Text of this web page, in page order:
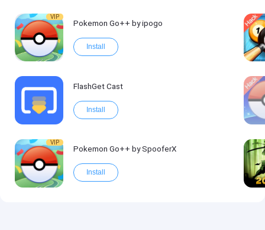
VIP
Pokemon Go++ by ipogo
Install
FlashGet Cast
Install
VIP
Pokemon Go++ by SpooferX
Install